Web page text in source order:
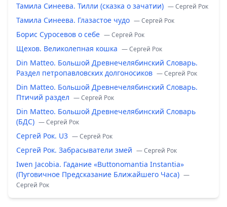
Тамила Синеева. Тилли (сказка о зачатии) — Сергей Рок
Тамила Синеева. Глазастое чудо — Сергей Рок
Борис Суросевов о себе — Сергей Рок
Щехов. Великолепная кошка — Сергей Рок
Din Matteo. Большой Древнечелябинский Словарь.
Раздел петропавловских долгоносиков — Сергей Рок
Din Matteo. Большой Древнечелябинский Словарь.
Птичий раздел — Сергей Рок
Din Matteo. Большой Древнечелябинский Словарь
(БДС) — Сергей Рок
Сергей Рок. U3 — Сергей Рок
Сергей Рок. Забрасыватели змей — Сергей Рок
Iwen Jacobia. Гадание «Buttonomantia Instantia»
(Пуговичное Предсказание Ближайшего Часа) —
Сергей Рок